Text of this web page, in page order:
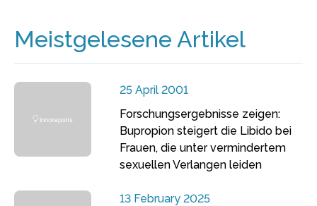
Meistgelesene Artikel
25 April 2001
Forschungsergebnisse zeigen:
Bupropion steigert die Libido bei
Frauen, die unter vermindertem
sexuellen Verlangen leiden
13 February 2025